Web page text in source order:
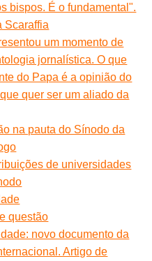
bispos. É o fundamental".
Scaraffia
um momento de
jornalística. O que
do Papa é a opinião do
quer ser um aliado da
na pauta do Sínodo da
de universidades
questão
novo documento da
Artigo de